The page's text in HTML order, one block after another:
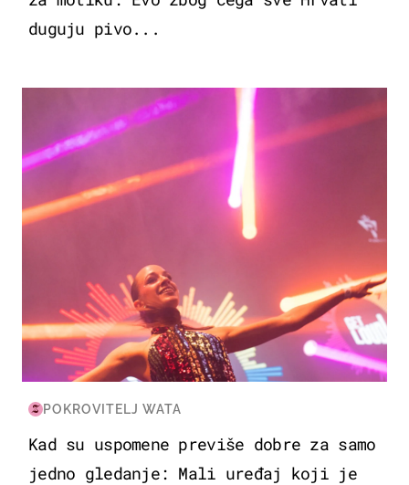
duguju pivo...
KULTURA & ZABAVA
POKROVITELJ WATA
Kad su uspomene previše dobre za samo
jedno gledanje: Mali uređaj koji je